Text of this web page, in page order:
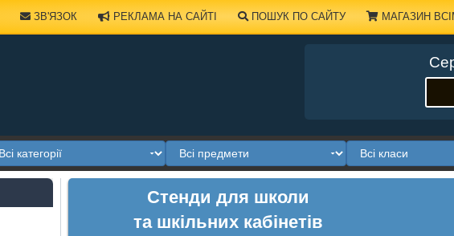
ЗВ'ЯЗОК РЕКЛАМА НА САЙТІ ПОШУК ПО САЙТУ МАГАЗИН
Стенди для школи
та шкільних кабінетів